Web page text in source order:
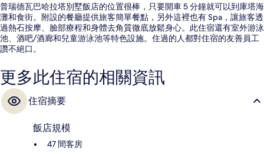
普瑞德瓦巴哈拉塔別墅飯店的位置很棒，只要開車 5 分鐘就可以到庫塔海
灘和食街。附設的餐廳提供旅客簡單餐點，另外這裡也有 Spa，讓旅客透
過熱石按摩、臉部療程和身體去角質徹底放鬆身心。此住宿還有室外游泳
池、酒吧/酒廊和兒童游泳池等特色設施。住過的人都對住宿的友善員工
讚不絕口。
更多此住宿的相關資訊
住宿摘要
飯店規模
47 間客房